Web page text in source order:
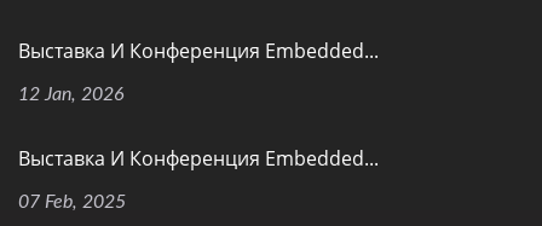
Выставка И Конференция Embedded...
12 Jan, 2026
Выставка И Конференция Embedded...
07 Feb, 2025